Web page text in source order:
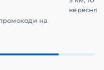
на
вересня